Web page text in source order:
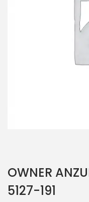
OWNER
5127-191